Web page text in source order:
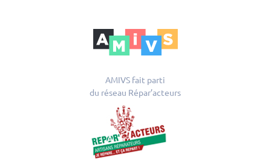
AMIVS fait parti
du réseau Répar’acteurs